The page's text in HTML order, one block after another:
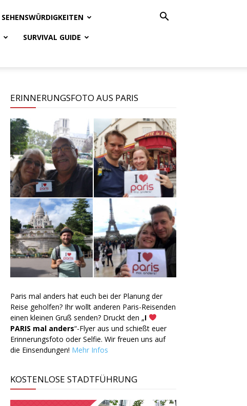
SEHENSWÜRDIGKEITEN
SURVIVAL GUIDE
ERINNERUNGSFOTO AUS PARIS
Paris mal anders hat euch bei der Planung der
Reise geholfen? Ihr wollt anderen Paris-Reisenden
einen kleinen Gruß senden? Druckt den „I
PARIS mal anders“-Flyer aus und schießt euer
Erinnerungsfoto oder Selfie. Wir freuen uns auf
die Einsendungen! Mehr Infos
KOSTENLOSE STADTFÜHRUNG